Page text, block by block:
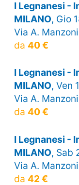
I Legnanesi -
MILANO, Gio
Via A.
da 40 €
I Legnanesi -
MILANO, Ven
Via A.
da 40 €
I Legnanesi -
MILANO, Sab
Via A.
da 42 €